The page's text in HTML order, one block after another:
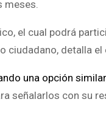
el cual podrá
detalla
una opción similar
señalarlos con su